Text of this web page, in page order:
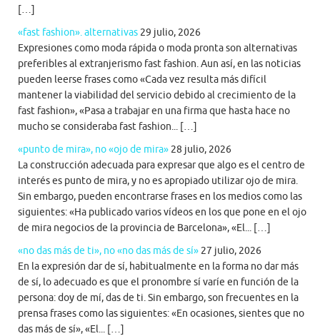
[…]
«fast fashion». alternativas 29 julio, 2026
Expresiones como moda rápida o moda pronta son alternativas
preferibles al extranjerismo fast fashion. Aun así, en las noticias
pueden leerse frases como «Cada vez resulta más difícil
mantener la viabilidad del servicio debido al crecimiento de la
fast fashion», «Pasa a trabajar en una firma que hasta hace no
mucho se consideraba fast fashion... […]
«punto de mira», no «ojo de mira» 28 julio, 2026
La construcción adecuada para expresar que algo es el centro de
interés es punto de mira, y no es apropiado utilizar ojo de mira.
Sin embargo, pueden encontrarse frases en los medios como las
siguientes: «Ha publicado varios vídeos en los que pone en el ojo
de mira negocios de la provincia de Barcelona», «El... […]
«no das más de ti», no «no das más de sí» 27 julio, 2026
En la expresión dar de sí, habitualmente en la forma no dar más
de sí, lo adecuado es que el pronombre sí varíe en función de la
persona: doy de mí, das de ti. Sin embargo, son frecuentes en la
prensa frases como las siguientes: «En ocasiones, sientes que no
das más de sí», «El... […]